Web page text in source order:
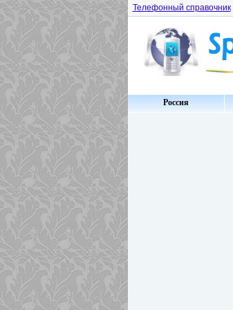
Телефонный справочник
Россия